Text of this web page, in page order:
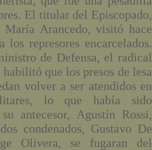
El titular del Episcopado,
María Arancedo, visitó hace
los represores encarcelados.
de Defensa, el radical
que los presos de lesa
volver a ser atendidos en
lo que había sido
antecesor, Agustín Rossi,
condenados, Gustavo De
Olivera, se fugaran del